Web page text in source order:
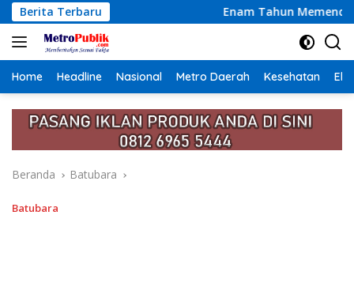
Langsung
ke
konten
Berita TerbaruEnam Tahun Memendam Derita, Siswi di Karo
Home Headline Nasional Metro Daerah Kesehatan
Beranda Batubara
Batubara